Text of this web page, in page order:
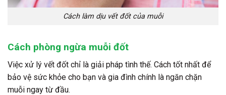
Cách làm dịu vết đốt của muỗi
Cách phòng ngừa muỗi đốt
Việc xử lý vết đốt chỉ là giải pháp tình thế. Cách tốt nhất để
bảo vệ sức khỏe cho bạn và gia đình chính là ngăn chặn
muỗi ngay từ đầu.